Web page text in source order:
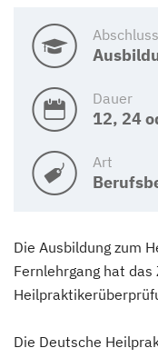
Abschluss
Dauer
12, 24
Art
Die Ausbildung zum
Fernlehrgang hat
Die Deutsche